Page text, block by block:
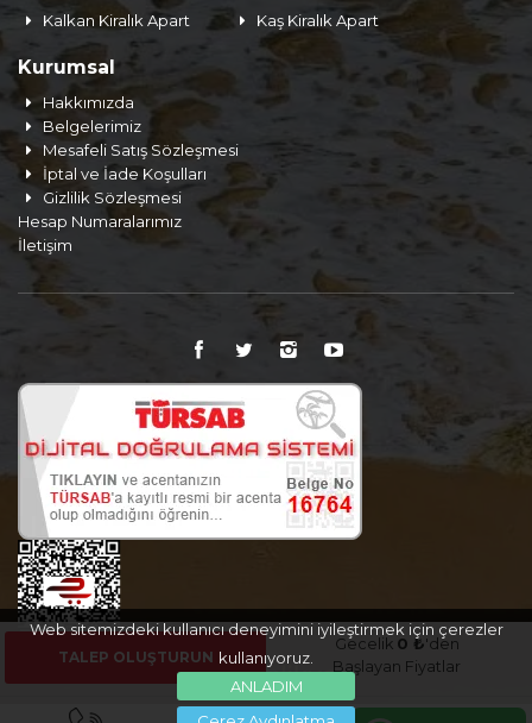
Kalkan Kiralık Apart Kaş Kiralık Apart
Kurumsal
Hakkımızda
Belgelerimiz
Mesafeli Satış Sözleşmesi
İptal ve İade Koşulları
Gizlilik Sözleşmesi
Hesap Numaralarımız
İletişim
Web sitemizdeki kullanıcı deneyimini iyileştirmek için çerezler
kullanıyoruz.
ANLADIM
TALEP OLUŞTURUN
Gecelik 0 ₺'den
Başlayan Fiyatlar